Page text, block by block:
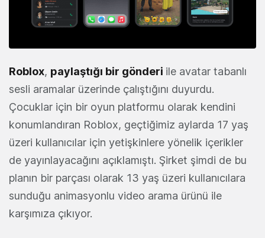
Roblox, paylaştığı bir gönderi ile avatar tabanlı
sesli aramalar üzerinde çalıştığını duyurdu.
Çocuklar için bir oyun platformu olarak kendini
konumlandıran Roblox, geçtiğimiz aylarda 17 yaş
üzeri kullanıcılar için yetişkinlere yönelik içerikler
de yayınlayacağını açıklamıştı. Şirket şimdi de bu
planın bir parçası olarak 13 yaş üzeri kullanıcılara
sunduğu animasyonlu video arama ürünü ile
karşımıza çıkıyor.